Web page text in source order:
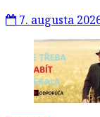
7. augusta